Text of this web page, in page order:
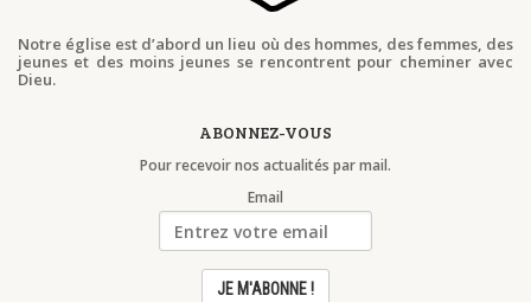
Notre église est d’abord un lieu où des hommes, des femmes, des
jeunes et des moins jeunes se rencontrent pour cheminer avec
Dieu.
ABONNEZ-VOUS
Pour recevoir nos actualités par mail.
Email